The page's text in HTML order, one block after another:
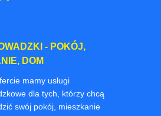
- POKÓJ,
DOM
mamy usługi
dla tych, którzy chcą
swój pokój, mieszkanie